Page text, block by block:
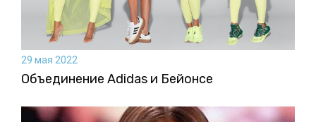
29 мая 2022
Объединение Adidas и Бейонсе